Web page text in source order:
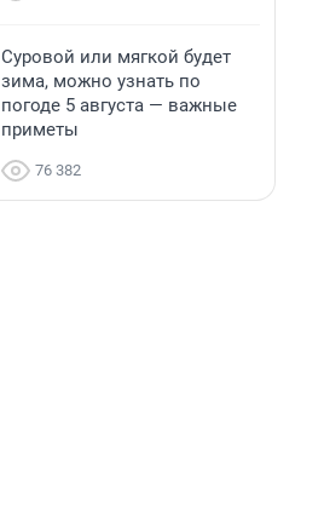
Суровой или мягкой будет
зима, можно узнать по
погоде 5 августа — важные
приметы
76 382